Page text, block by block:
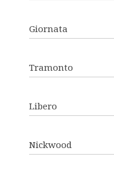
Giornata
Tramonto
Libero
Nickwood